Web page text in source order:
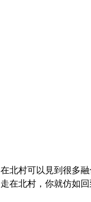
在北村可以見到很多
走在北村，你就仿如回